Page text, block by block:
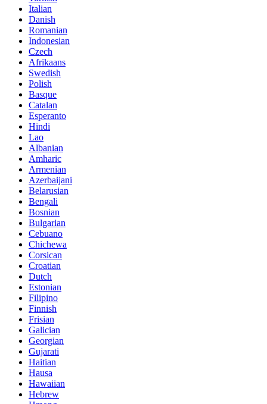
Italian
Danish
Romanian
Indonesian
Czech
Afrikaans
Swedish
Polish
Basque
Catalan
Esperanto
Hindi
Lao
Albanian
Amharic
Armenian
Azerbaijani
Belarusian
Bengali
Bosnian
Bulgarian
Cebuano
Chichewa
Corsican
Croatian
Dutch
Estonian
Filipino
Finnish
Frisian
Galician
Georgian
Gujarati
Haitian
Hausa
Hawaiian
Hebrew